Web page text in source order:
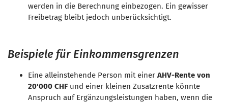
werden in die Berechnung einbezogen. Ein gewisser
Freibetrag bleibt jedoch unberücksichtigt.
Beispiele für Einkommensgrenzen
Eine alleinstehende Person mit einer AHV-Rente von
20'000 CHF und einer kleinen Zusatzrente könnte
Anspruch auf Ergänzungsleistungen haben, wenn die